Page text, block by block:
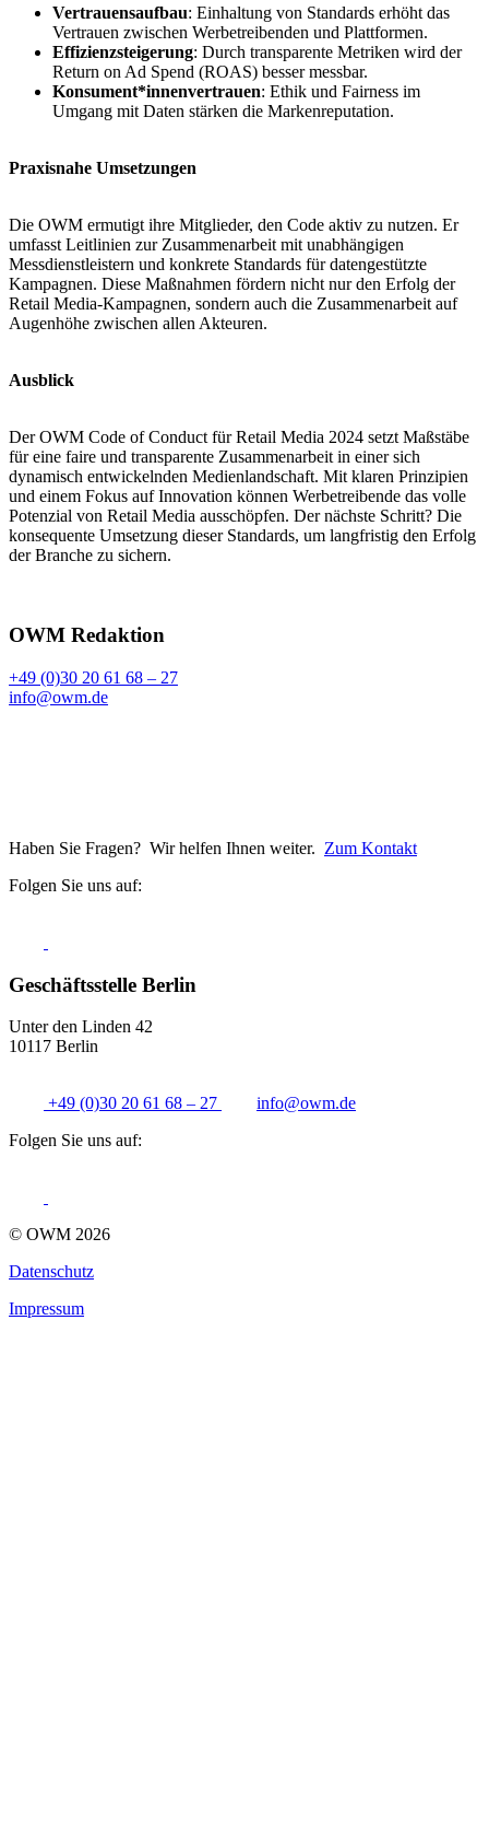
Vertrauensaufbau: Einhaltung von Standards erhöht das
Vertrauen zwischen Werbetreibenden und Plattformen.
Effizienzsteigerung: Durch transparente Metriken wird der
Return on Ad Spend (ROAS) besser messbar.
Konsument*innenvertrauen: Ethik und Fairness im
Umgang mit Daten stärken die Markenreputation​​.
Praxisnahe Umsetzungen
Die OWM ermutigt ihre Mitglieder, den Code aktiv zu nutzen. Er
umfasst Leitlinien zur Zusammenarbeit mit unabhängigen
Messdienstleistern und konkrete Standards für datengestützte
Kampagnen. Diese Maßnahmen fördern nicht nur den Erfolg der
Retail Media-Kampagnen, sondern auch die Zusammenarbeit auf
Augenhöhe zwischen allen Akteuren.
Ausblick
Der OWM Code of Conduct für Retail Media 2024 setzt Maßstäbe
für eine faire und transparente Zusammenarbeit in einer sich
dynamisch entwickelnden Medienlandschaft. Mit klaren Prinzipien
und einem Fokus auf Innovation können Werbetreibende das volle
Potenzial von Retail Media ausschöpfen. Der nächste Schritt? Die
konsequente Umsetzung dieser Standards, um langfristig den Erfolg
der Branche zu sichern.
OWM Redaktion
+49 (0)30 20 61 68 – 27
info@owm.de
Haben Sie Fragen? Wir helfen Ihnen weiter. Zum Kontakt
Folgen Sie uns auf:
Geschäftsstelle Berlin
Unter den Linden 42
10117 Berlin
+49 (0)30 20 61 68 – 27 info@owm.de
Folgen Sie uns auf:
© OWM 2026
Datenschutz
Impressum